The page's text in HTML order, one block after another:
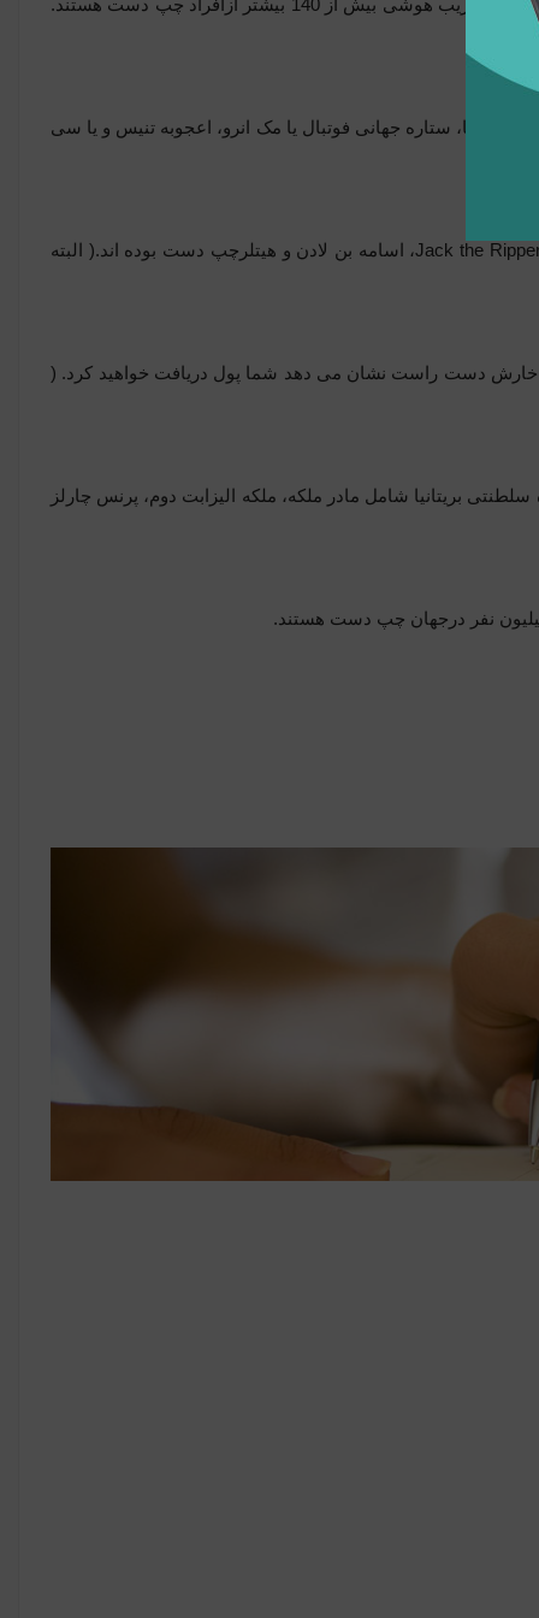
آزمایش های انجام شده توسط دانشگاه سنت لارنس در نیویورک نشان داد که افراد باضریب هوشی بیش از 140 بیشتر ازافراد چپ دست هستند.
ستاره جهانی فوتبال یا مک انرو، اعجوبه تنیس و یا سی
Jack the، اسامه بن لادن و هیتلرچپ دست بوده اند.( البته
دست راست نشان می دهد شما پول دریافت خواهید کرد. (
بریتانیا شامل مادر ملکه، ملکه الیزابت دوم، پرنس چارلز